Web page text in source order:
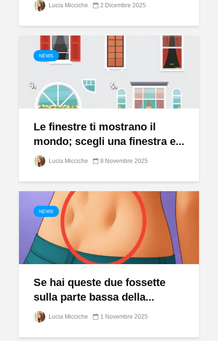
Lucia Micciche 2 Dicembre 2025
NEWS
Le finestre ti mostrano il
mondo; scegli una finestra e...
Lucia Micciche 8 Novembre 2025
NEWS
Se hai queste due fossette
sulla parte bassa della...
Lucia Micciche 1 Novembre 2025